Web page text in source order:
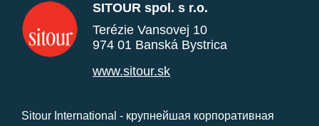
SITOUR spol. s r.o.
Terézie Vansovej 10
974 01 Banská Bystrica
www.sitour.sk
Sitour International - крупнейшая корпоративная